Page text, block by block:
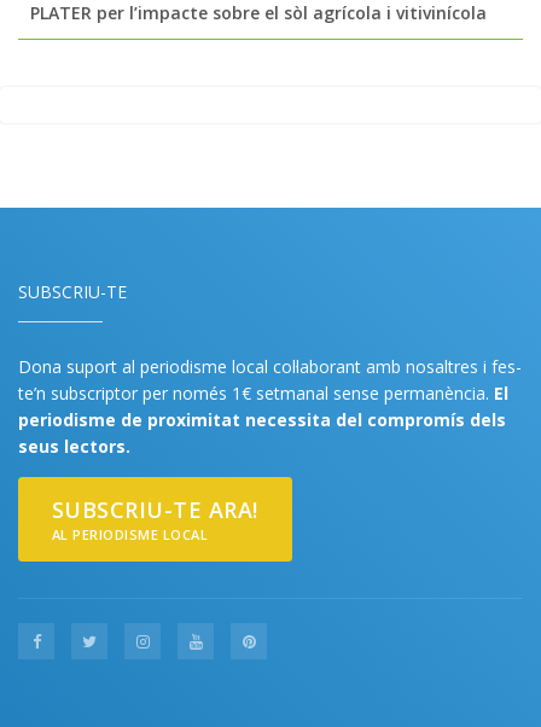
PLATER per l’impacte sobre el sòl agrícola i vitivinícola
SUBSCRIU-TE
Dona suport al periodisme local col·laborant amb nosaltres i fes-
te’n subscriptor per només 1€ setmanal sense permanència. El
periodisme de proximitat necessita del compromís dels
seus lectors.
SUBSCRIU-TE ARA!
AL PERIODISME LOCAL